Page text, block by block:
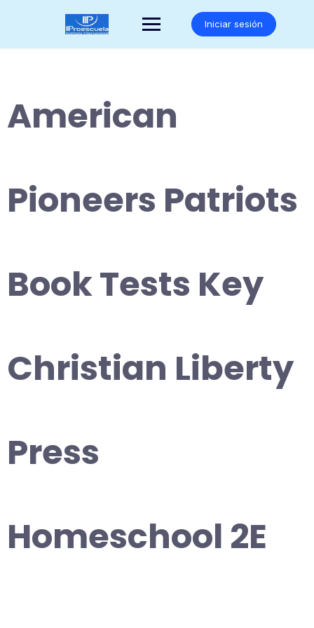
Iniciar sesión
American
Pioneers Patriots
Book Tests Key
Christian Liberty
Press
Homeschool 2E